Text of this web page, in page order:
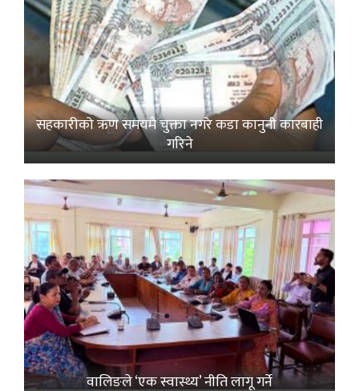
सहकारीको ऋण समयमै चुक्ता नगरे कडा कानुनी कारबाही
गरिने
वालिङले ‘एक स्वास्थ्य’ नीति लागू गर्ने